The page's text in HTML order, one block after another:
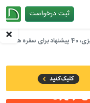
ثبت درخواست
هفت سین 96